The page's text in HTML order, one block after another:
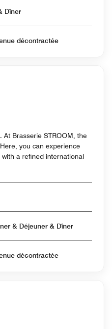
Ouvert pour Déjeuner & Dîner
décontractée
At Brasserie STROOM, the
you can experience
a refined international
Ouvert pour Petit déjeuner & Déjeuner & Dîner
décontractée